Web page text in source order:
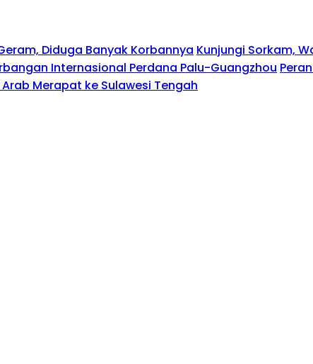
Diduga Banyak Korbannya Kunjungi Sorkam,
Internasional Perdana Palu-Guangzhou
Merapat ke Sulawesi Tengah